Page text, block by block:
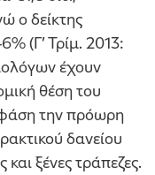
ο δείκτης
(Γ’ Τρίμ. 2013:
έχουν
θέση του
την πρόωρη
δανείου
ξένες τράπεζες.